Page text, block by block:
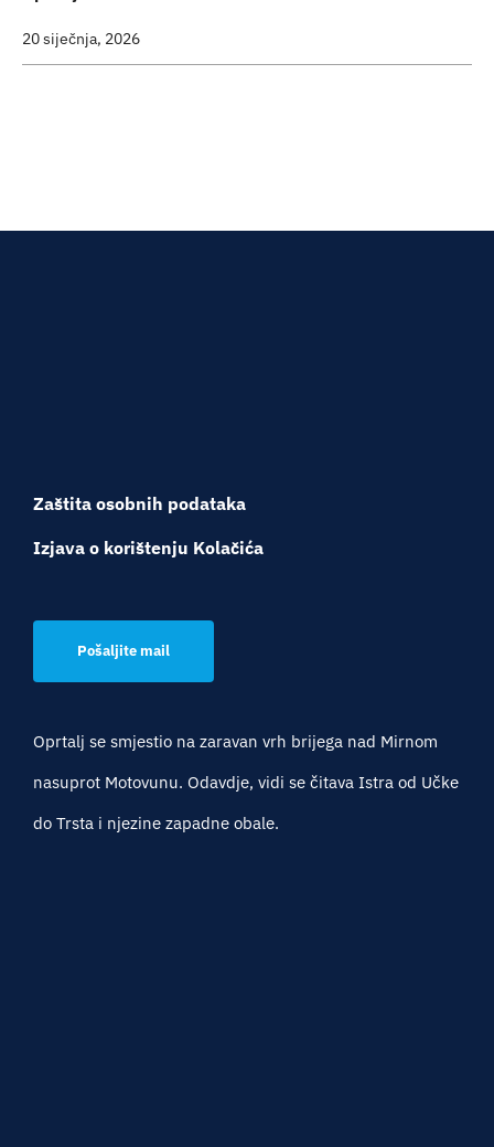
20 siječnja, 2026
Zaštita osobnih podataka
Izjava o korištenju Kolačića
Pošaljite mail
Oprtalj se smjestio na zaravan vrh brijega nad Mirnom
nasuprot Motovunu. Odavdje, vidi se čitava Istra od Učke
do Trsta i njezine zapadne obale.